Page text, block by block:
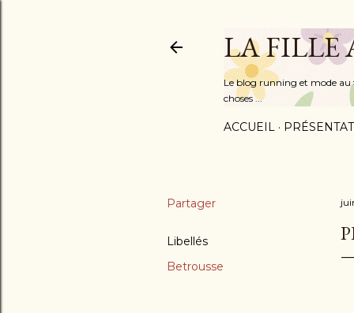
LA FILLE
Le blog running et mode au
choses ...
ACCUEIL
Partager
Libellés
Betrousse